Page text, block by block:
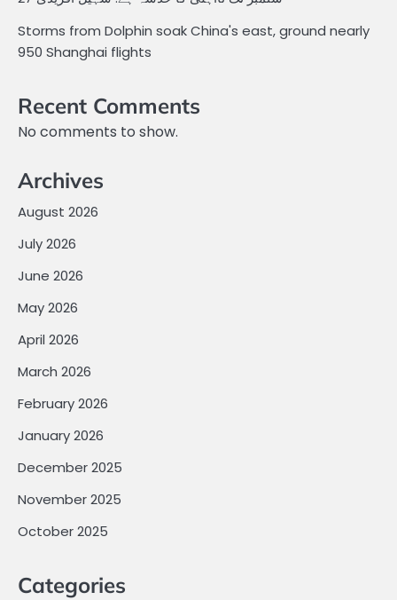
Storms from Dolphin soak China's east, ground nearly
950 Shanghai flights
Recent Comments
No comments to show.
Archives
August 2026
July 2026
June 2026
May 2026
April 2026
March 2026
February 2026
January 2026
December 2025
November 2025
October 2025
Categories